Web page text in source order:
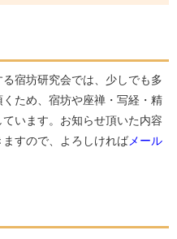
る宿坊研究会では、少しでも多
ため、宿坊や座禅・写経・精
います。お知らせ頂いた内容
すので、よろしければメール